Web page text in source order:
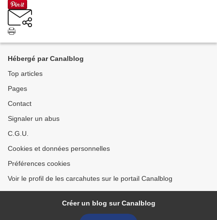
Hébergé par Canalblog
Top articles
Pages
Contact
Signaler un abus
C.G.U.
Cookies et données personnelles
Préférences cookies
Voir le profil de les carcahutes sur le portail Canalblog
Créer un blog sur Canalblog